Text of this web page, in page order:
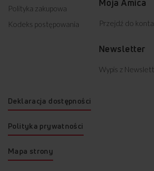
Polityka zakupowa
Kodeks postępowania
Moja Amica
Przejdź do konta
Newsletter
Wypis z
Deklaracja dostępności
Polityka prywatności
Mapa strony